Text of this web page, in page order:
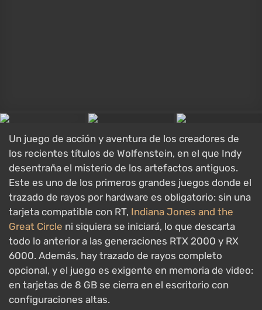
6000. Además, hay trazado de rayos completo
opcional, y el juego es exigente en memoria de video:
en tarjetas de 8 GB se cierra en el escritorio con
configuraciones altas.
Qué PC necesitas: como mínimo, una tarjeta con
trazado de rayos; para trazado de rayos, una tarjeta
de gama alta con 16 GB de VRAM. Más sobre el juego
en nuestrareseña de Indiana Jones and the Great
Circle.
Hellblade 2: Senua's Saga
JUEGO